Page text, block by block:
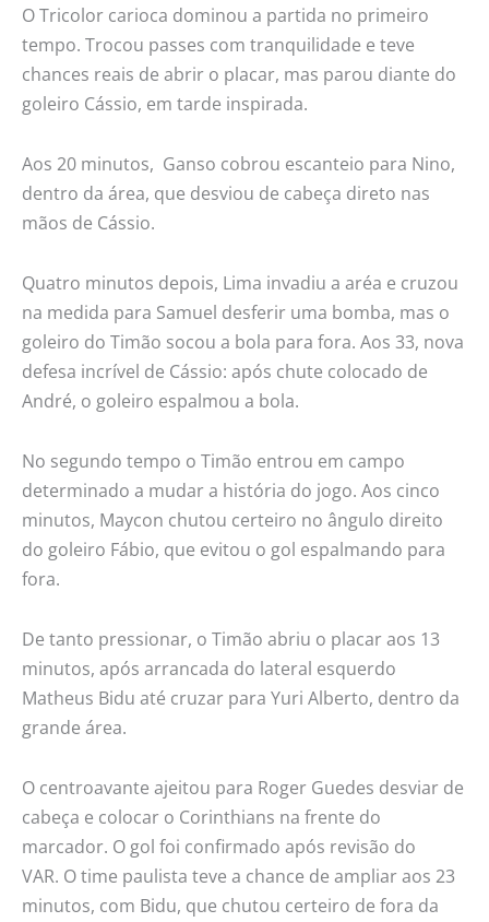
O Tricolor carioca dominou a partida no primeiro
tempo. Trocou passes com tranquilidade e teve
chances reais de abrir o placar, mas parou diante do
goleiro Cássio, em tarde inspirada.
Aos 20 minutos, Ganso cobrou escanteio para Nino,
dentro da área, que desviou de cabeça direto nas
mãos de Cássio.
Quatro minutos depois, Lima invadiu a aréa e cruzou
na medida para Samuel desferir uma bomba, mas o
goleiro do Timão socou a bola para fora. Aos 33, nova
defesa incrível de Cássio: após chute colocado de
André, o goleiro espalmou a bola.
No segundo tempo o Timão entrou em campo
determinado a mudar a história do jogo. Aos cinco
minutos, Maycon chutou certeiro no ângulo direito
do goleiro Fábio, que evitou o gol espalmando para
fora.
De tanto pressionar, o Timão abriu o placar aos 13
minutos, após arrancada do lateral esquerdo
Matheus Bidu até cruzar para Yuri Alberto, dentro da
grande área.
O centroavante ajeitou para Roger Guedes desviar de
cabeça e colocar o Corinthians na frente do
marcador. O gol foi confirmado após revisão do
VAR. O time paulista teve a chance de ampliar aos 23
minutos, com Bidu, que chutou certeiro de fora da